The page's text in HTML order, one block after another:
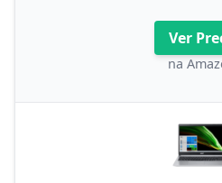
Ver
na